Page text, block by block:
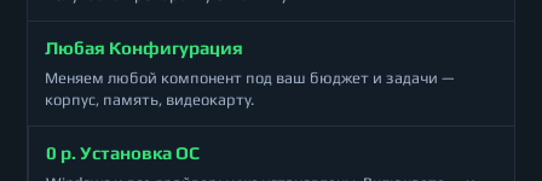
Любая Конфигурация
Меняем любой компонент под ваш бюджет и задачи —
корпус, память, видеокарту.
0 р. Установка ОС